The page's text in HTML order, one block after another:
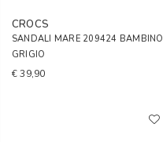
CROCS
SANDALI MARE 209424 BAMBINO
GRIGIO
€ 39,90